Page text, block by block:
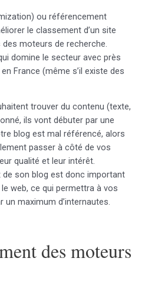
ou référencement
le classement d’un site
moteurs de recherche.
domine le secteur avec près
France (même s’il existe des
trouver du contenu (texte,
ils vont débuter par une
blog est mal référencé, alors
passer à côté de vos
qualité et leur intérêt.
son blog est donc important
web, ce qui permettra à vos
maximum d’internautes.
des moteurs